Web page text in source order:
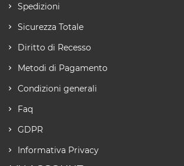
Spedizioni
Sicurezza Totale
Diritto di Recesso
Metodi di Pagamento
Condizioni generali
Faq
GDPR
Informativa Privacy